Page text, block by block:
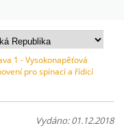
1 - Vysokonapěťová
pro spínací a řídicí
Vydáno: 01.12.2018